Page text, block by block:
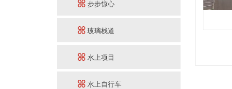
步步惊心
玻璃栈道
水上项目
水上自行车